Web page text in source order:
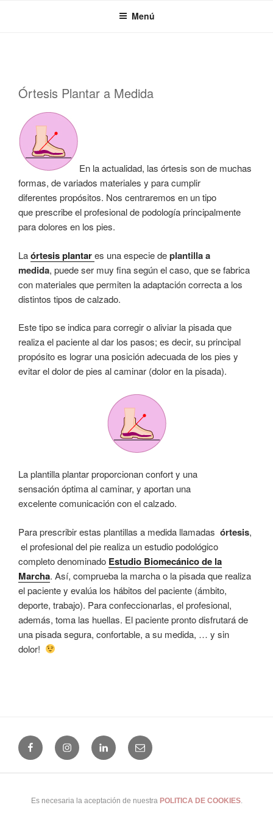
Menú
EL
Órtesis Plantar a Medida
En la actualidad, las órtesis son de muchas
formas, de variados materiales y para cumplir
diferentes propósitos. Nos centraremos en un tipo
que prescribe el profesional de podología principalmente
para dolores en los pies.
Laórtesis plantares una especie deplantilla a
medida, puede ser muy fina según el caso, que se fabrica
con materiales que permiten la adaptación correcta a los
distintos tipos de calzado.
Este tipo se indica para corregir o aliviar la pisada que
realiza el paciente al dar los pasos; es decir, su principal
propósito es lograr una posición adecuada de los pies y
evitar el dolor de pies al caminar (dolor en la pisada).
La plantilla plantar proporcionan confort y una
sensación óptima al caminar, y aportan una
excelente comunicación con el calzado.
Para prescribir estas plantillas a medida llamadas órtesis,
el profesional del pie realiza un estudio podológico
completo denominado Estudio Biomecánico de la
Marcha. Así, comprueba la marcha o la pisada que realiza
el paciente y evalúa los hábitos del paciente (ámbito,
deporte, trabajo). Para confeccionarlas, el profesional,
además, toma las huellas. El paciente pronto disfrutará de
una pisada segura, confortable, a su medida, … y sin
dolor!
FacebookInstagramLinkedinEmail
Buscar...
|
Es necesaria la aceptación de nuestra POLITICA DE COOKIES.